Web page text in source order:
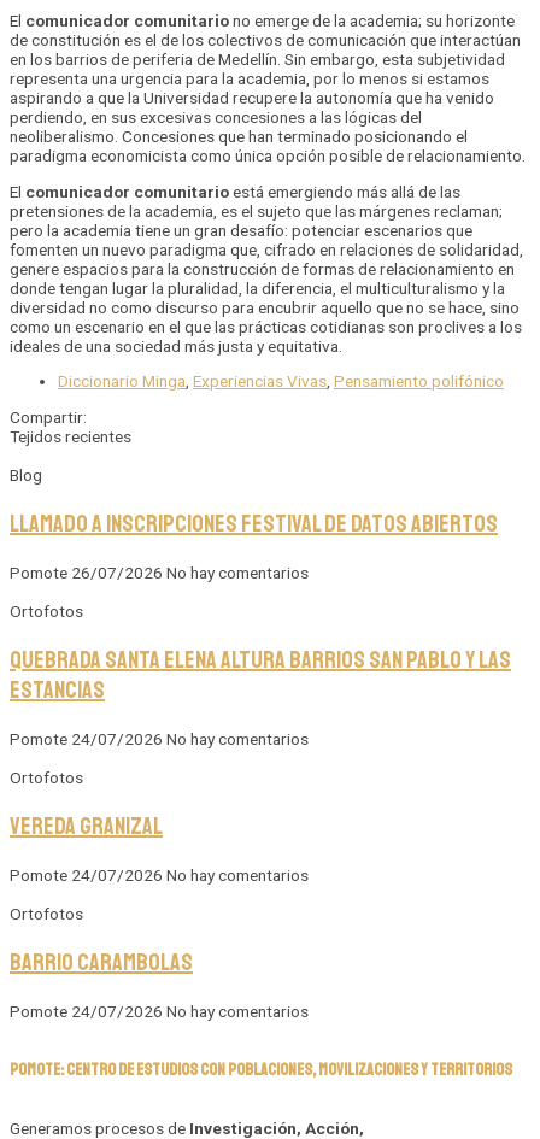
El comunicador comunitariono emerge de la academia; su horizonte
de constitución es el de los colectivos de comunicación que interactúan
en los barrios de periferia de Medellín. Sin embargo, esta subjetividad
representa una urgencia para la academia, por lo menos si estamos
aspirando a que la Universidad recupere la autonomía que ha venido
perdiendo, en sus excesivas concesiones a las lógicas del
neoliberalismo. Concesiones que han terminado posicionando el
paradigma economicista como única opción posible de relacionamiento.
El comunicador comunitarioestá emergiendo más allá de las
pretensiones de la academia, es el sujeto que las márgenes reclaman;
pero la academia tiene un gran desafío: potenciar escenarios que
fomenten un nuevo paradigma que, cifrado en relaciones de solidaridad,
genere espacios para la construcción de formas de relacionamiento en
donde tengan lugar la pluralidad, la diferencia, el multiculturalismo y la
diversidad no como discurso para encubrir aquello que no se hace, sino
como un escenario en el que las prácticas cotidianas son proclives a los
ideales de una sociedad más justa y equitativa.
Diccionario Minga, Experiencias Vivas, Pensamiento polifónico
Compartir:
Tejidos recientes
Blog
Llamado a inscripciones Festival de Datos Abiertos
Pomote 26/07/2026 No hay comentarios
Ortofotos
Quebrada Santa Elena altura barrios San Pablo y Las
Estancias
Pomote 24/07/2026 No hay comentarios
Ortofotos
Vereda Granizal
Pomote 24/07/2026 No hay comentarios
Ortofotos
Barrio Carambolas
Pomote 24/07/2026 No hay comentarios
POMOTE: CENTRO DE ESTUDIOS CON POBLACIONES, MOVILIZACIONES Y TERRITORIOS
Generamos procesos de Investigación, Acción,